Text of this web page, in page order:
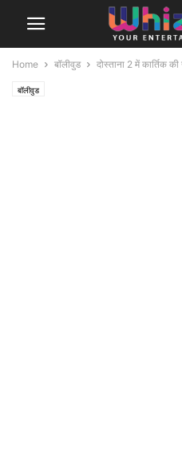
Home बॉलीवुड दोस्ताना 2 में कार्तिक
बॉलीवुड